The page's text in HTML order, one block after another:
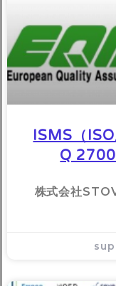
ISMS（
Q
株式会社